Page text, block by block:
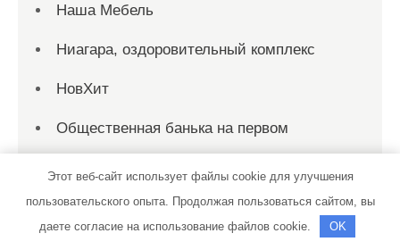
Наша Мебель
Ниагара, оздоровительный комплекс
НовХит
Общественная банька на первом
Олимп, автомоечный комплекс
Этот веб-сайт использует файлы cookie для улучшения
пользовательского опыта. Продолжая пользоваться сайтом, вы
даете согласие на использование файлов cookie.
OK